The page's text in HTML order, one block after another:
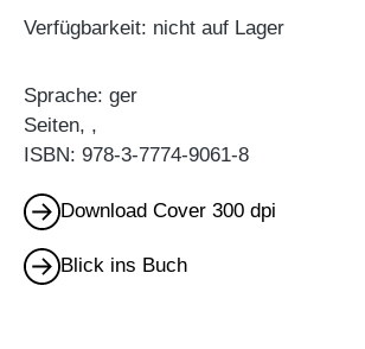
Verfügbarkeit: nicht auf Lager
Sprache: ger
Seiten, ,
ISBN: 978-3-7774-9061-8
Download Cover 300 dpi
Blick ins Buch